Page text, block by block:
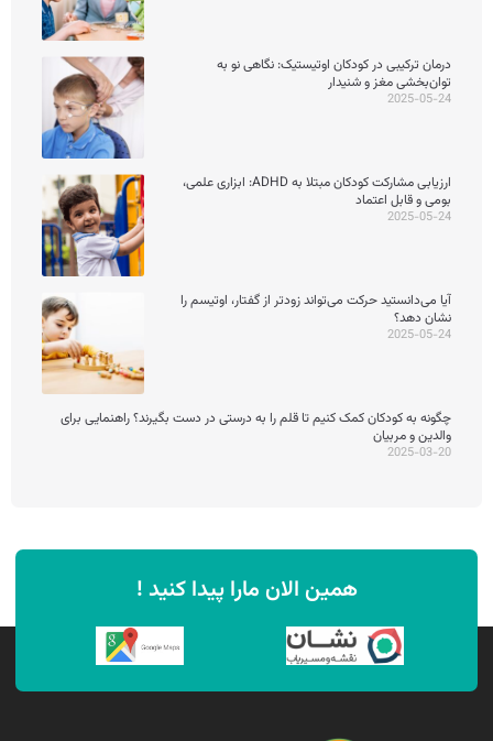
درمان ترکیبی در کودکان اوتیستیک: نگاهی نو به
توان‌بخشی مغز و شنیدار
2025-05-24
ارزیابی مشارکت کودکان مبتلا به ADHD: ابزاری علمی،
بومی و قابل اعتماد
2025-05-24
آیا می‌دانستید حرکت می‌تواند زودتر از گفتار، اوتیسم را
نشان دهد؟
2025-05-24
چگونه به کودکان کمک کنیم تا قلم را به درستی در دست بگیرند؟ راهنمایی برای
والدین و مربیان
2025-03-20
همین الان مارا پیدا کنید !